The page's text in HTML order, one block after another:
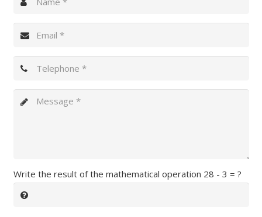
Write the result of the mathematical operation 28 - 3 = ?